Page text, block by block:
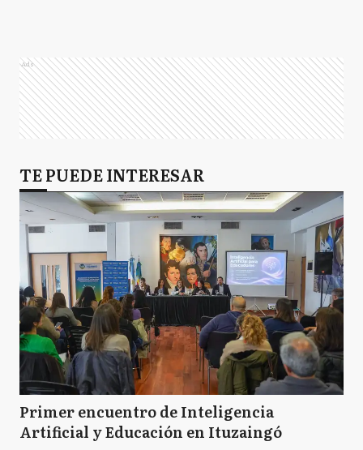
Ads
TE PUEDE INTERESAR
Primer encuentro de Inteligencia
Artificial y Educación en Ituzaingó